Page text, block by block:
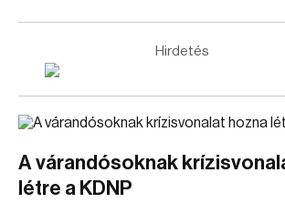
Hirdetés
A várandósoknak
létre a KDNP